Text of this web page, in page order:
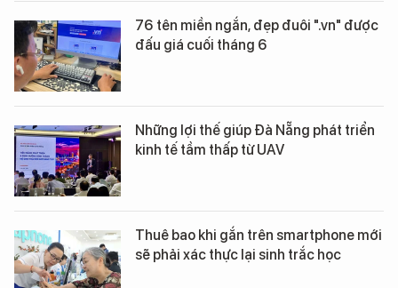
76 tên miền ngắn, đẹp đuôi ".vn" được
đấu giá cuối tháng 6
Những lợi thế giúp Đà Nẵng phát triển
kinh tế tầm thấp từ UAV
Thuê bao khi gắn trên smartphone mới
sẽ phải xác thực lại sinh trắc học